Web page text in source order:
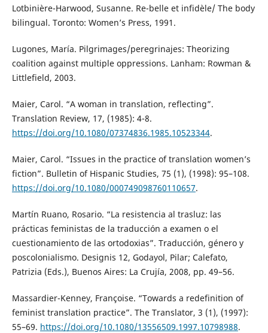
Lotbinière-Harwood, Susanne. Re-belle et infidèle/ The body
bilingual. Toronto: Women’s Press, 1991.
Lugones, María. Pilgrimages/peregrinajes: Theorizing
coalition against multiple oppressions. Lanham: Rowman &
Littlefield, 2003.
Maier, Carol. “A woman in translation, reflecting”.
Translation Review, 17, (1985): 4-8.
https://doi.org/10.1080/07374836.1985.10523344.
Maier, Carol. “Issues in the practice of translation women’s
fiction”. Bulletin of Hispanic Studies, 75 (1), (1998): 95–108.
https://doi.org/10.1080/000749098760110657.
Martín Ruano, Rosario. “La resistencia al trasluz: las
prácticas feministas de la traducción a examen o el
cuestionamiento de las ortodoxias”. Traducción, género y
poscolonialismo. Designis 12, Godayol, Pilar; Calefato,
Patrizia (Eds.), Buenos Aires: La Crujía, 2008, pp. 49–56.
Massardier-Kenney, Françoise. “Towards a redefinition of
feminist translation practice”. The Translator, 3 (1), (1997):
55–69. https://doi.org/10.1080/13556509.1997.10798988.